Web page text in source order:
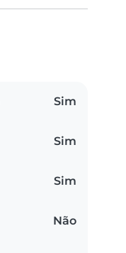
Sim
Sim
Sim
Não